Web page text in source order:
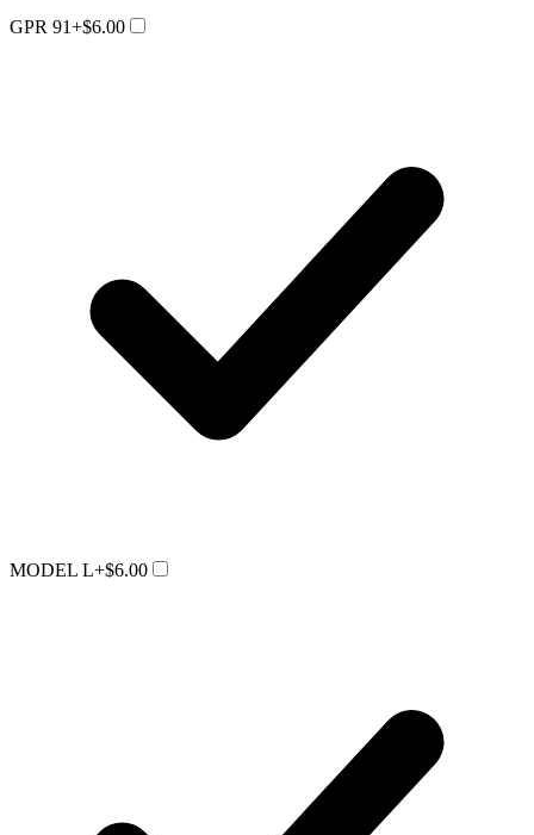
GPR 91+$6.00
MODEL L+$6.00